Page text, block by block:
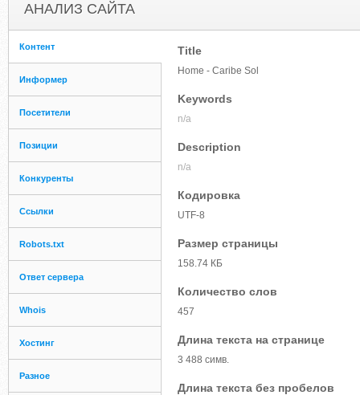
АНАЛИЗ САЙТА
Контент
Информер
Посетители
Позиции
Конкуренты
Ссылки
Robots.txt
Ответ сервера
Whois
Хостинг
Разное
Title
Home - Caribe Sol
Keywords
n/a
Description
n/a
Кодировка
UTF-8
Размер страницы
158.74 КБ
Количество слов
457
Длина текста на странице
3 488 симв.
Длина текста без пробелов